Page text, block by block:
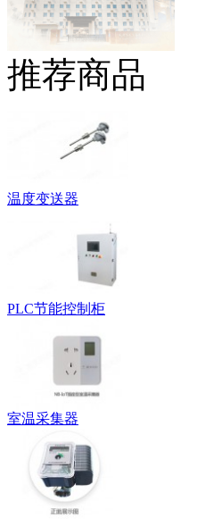
推荐商品
温度变送器
PLC节能控制柜
室温采集器